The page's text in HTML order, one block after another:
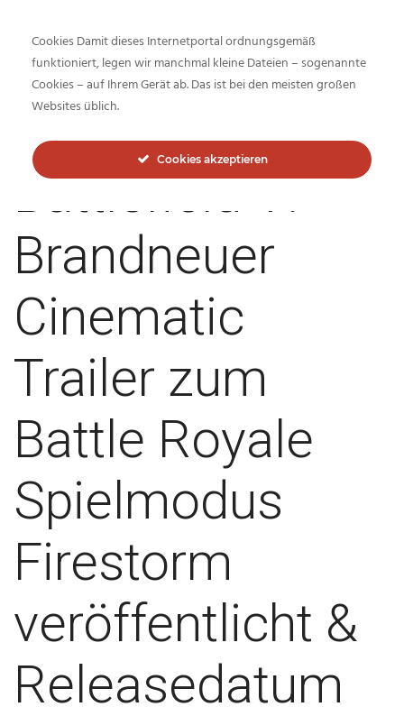
Inside-Network.net
Battlefield V:
Brandneuer
Cinematic
Trailer zum
Battle Royale
Spielmodus
Firestorm
veröffentlicht &
Releasedatum
Cookies Damit dieses Internetportal ordnungsgemäß
funktioniert, legen wir manchmal kleine Dateien – sogenannte
Cookies – auf Ihrem Gerät ab. Das ist bei den meisten großen
Websites üblich.
Cookies akzeptieren